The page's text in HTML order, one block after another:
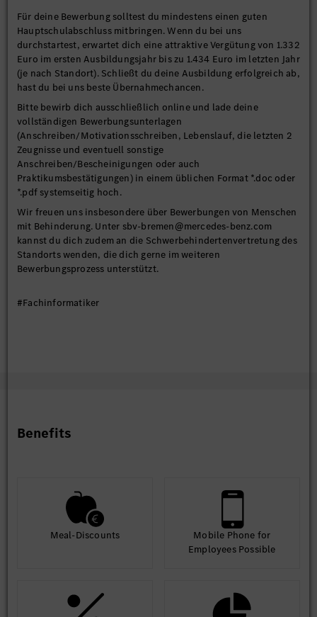
Für deine Bewerbung solltest du mindestens einen guten
Hauptschulabschluss mitbringen. Wenn du bei uns
durchstartest, erwartet dich eine attraktive Vergütung von 1.332
Euro im ersten Ausbildungsjahr bis zu 1.434 Euro im letzten Jahr
(je nach Standort). Schließt du deine Ausbildung erfolgreich ab,
hast du bei uns beste Übernahmechancen.
Bitte bewirb dich ausschließlich online und lade deine
vollständigen Bewerbungsunterlagen
(Anschreiben/Motivationsschreiben, Lebenslauf, die letzten 2
Zeugnisse und eventuell sonstige
Anschreiben/Bescheinigungen oder auch
Praktikumsbestätigungen) in einem üblichen Format *.doc oder
*.pdf systemseitig hoch.
Wir freuen uns insbesondere über Bewerbungen von Menschen
mit Behinderung. Unter sbv-bremen@mercedes-benz.com
kannst du dich zudem an die Schwerbehindertenvertretung des
Standorts wenden, die dich gerne im weiteren
Bewerbungsprozess unterstützt.
#Fachinformatiker
Benefits
Meal-Discounts
Mobile Phone for
Employees Possible